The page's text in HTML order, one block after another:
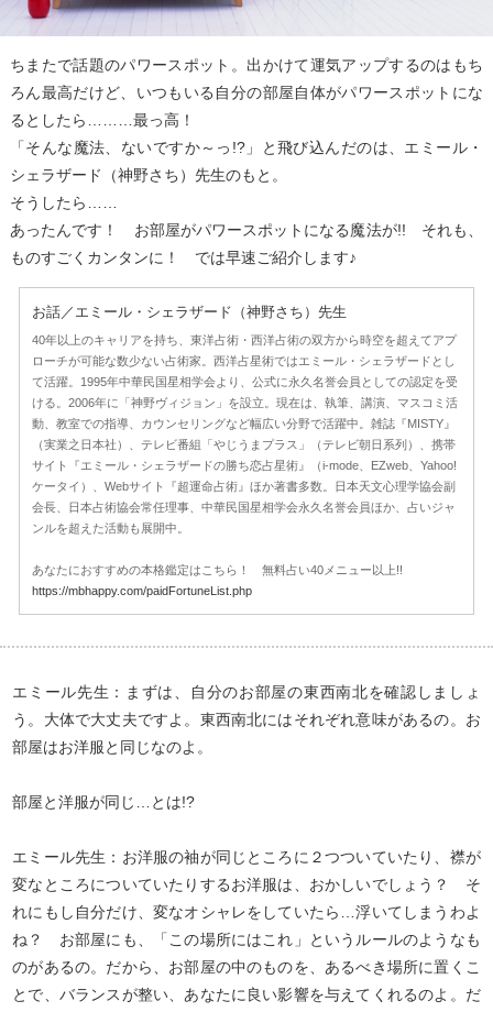
ちまたで話題のパワースポット。出かけて運気アップするのはもち
ろん最高だけど、いつもいる自分の部屋自体がパワースポットにな
るとしたら………最っ高！
「そんな魔法、ないですか～っ!?」と飛び込んだのは、エミール・
シェラザード（神野さち）先生のもと。
そうしたら……
あったんです！ お部屋がパワースポットになる魔法が!! それも、
ものすごくカンタンに！ では早速ご紹介します♪
お話／エミール・シェラザード（神野さち）先生
40年以上のキャリアを持ち、東洋占術・西洋占術の双方から時空を超えてアプ
ローチが可能な数少ない占術家。西洋占星術ではエミール・シェラザードとし
て活躍。1995年中華民国星相学会より、公式に永久名誉会員としての認定を受
ける。2006年に「神野ヴィジョン」を設立。現在は、執筆、講演、マスコミ活
動、教室での指導、カウンセリングなど幅広い分野で活躍中。雑誌『MISTY』
（実業之日本社）、テレビ番組「やじうまプラス」（テレビ朝日系列）、携帯
サイト『エミール・シェラザードの勝ち恋占星術』（i-mode、EZweb、Yahoo!
ケータイ）、Webサイト『超運命占術』ほか著書多数。日本天文心理学協会副
会長、日本占術協会常任理事、中華民国星相学会永久名誉会員ほか、占いジャ
ンルを超えた活動も展開中。
あなたにおすすめの本格鑑定はこちら！ 無料占い40メニュー以上!!
https://mbhappy.com/paidFortuneList.php
エミール先生：まずは、自分のお部屋の東西南北を確認しましょ
う。大体で大丈夫ですよ。東西南北にはそれぞれ意味があるの。お
部屋はお洋服と同じなのよ。
部屋と洋服が同じ…とは!?
エミール先生：お洋服の袖が同じところに２つついていたり、襟が
変なところについていたりするお洋服は、おかしいでしょう？ そ
れにもし自分だけ、変なオシャレをしていたら…浮いてしまうわよ
ね？ お部屋にも、「この場所にはこれ」というルールのようなも
のがあるの。だから、お部屋の中のものを、あるべき場所に置くこ
とで、バランスが整い、あなたに良い影響を与えてくれるのよ。だ